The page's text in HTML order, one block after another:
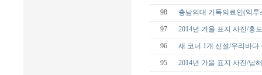
98 충남의대 기독의료인(익
97 2014년 겨울 표지 사진/홍
96 새 코너 1개 신설/우리바다
95 2014년 가을 표지 사진/남